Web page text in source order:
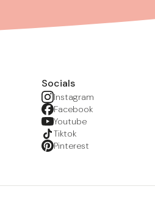
Socials
Instagram
Facebook
Youtube
Tiktok
Pinterest